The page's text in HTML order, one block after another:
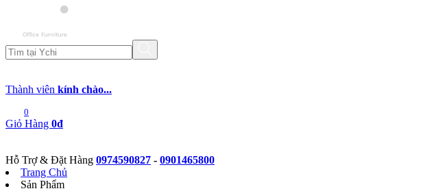
Thành viên kính chào...
0
Giỏ Hàng 0đ
Hỗ Trợ & Đặt Hàng 0974590827 - 0901465800
Trang Chủ
Sản Phẩm